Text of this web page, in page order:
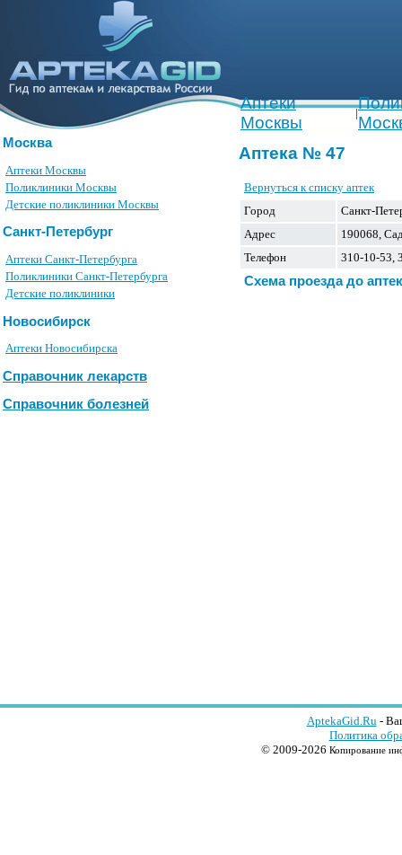
Аптеки
Москвы
|
Москва
Аптеки Москвы
Поликлиники Москвы
Детские поликлиники Москвы
Санкт-Петербург
Аптеки Санкт-Петербурга
Поликлиники Санкт-Петербурга
Детские поликлиники
Новосибирск
Аптеки Новосибирска
Справочник лекарств
Справочник болезней
Аптека № 47
Вернуться к списку аптек
Город
Санкт-
Адрес
190068,
Телефон
310-10-53,
Схема проезда до
AptekaGid.Ru-
Политика
© 2009-2026 Копирование